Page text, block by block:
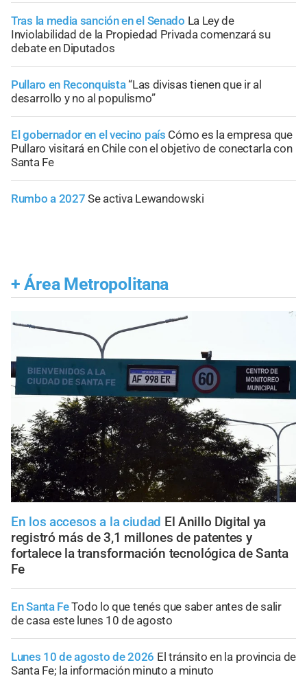
Tras la media sanción en el Senado La Ley de
Inviolabilidad de la Propiedad Privada comenzará su
debate en Diputados
Pullaro en Reconquista“Las divisas tienen que ir al
desarrollo y no al populismo”
El gobernador en el vecino país Cómo es la empresa que
Pullaro visitará en Chile con el objetivo de conectarla con
Santa Fe
Rumbo a 2027 Se activa Lewandowski
+ Área Metropolitana
En los accesos a la ciudad El Anillo Digital ya
registró más de 3,1 millones de patentes y
fortalece la transformación tecnológica de Santa
Fe
En Santa FeTodo lo que tenés que saber antes de salir
de casa este lunes 10 de agosto
Lunes 10 de agosto de 2026 El tránsito en la provincia de
Santa Fe; la información minuto a minuto